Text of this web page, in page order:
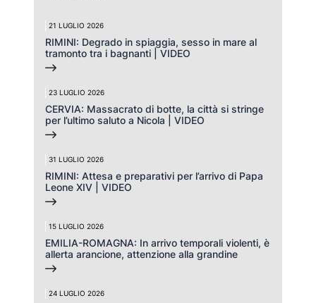
21 LUGLIO 2026
RIMINI: Degrado in spiaggia, sesso in mare al
tramonto tra i bagnanti | VIDEO
23 LUGLIO 2026
CERVIA: Massacrato di botte, la città si stringe
per l’ultimo saluto a Nicola | VIDEO
31 LUGLIO 2026
RIMINI: Attesa e preparativi per l’arrivo di Papa
Leone XIV | VIDEO
15 LUGLIO 2026
EMILIA-ROMAGNA: In arrivo temporali violenti, è
allerta arancione, attenzione alla grandine
24 LUGLIO 2026